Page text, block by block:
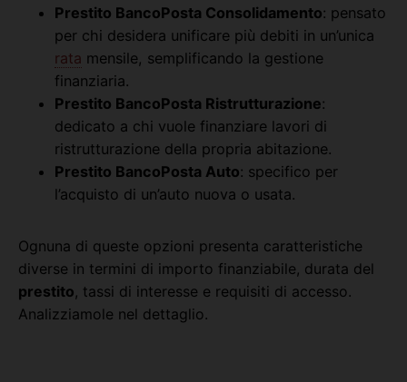
Prestito BancoPosta Consolidamento: pensato
per chi desidera unificare più debiti in un’unica
rata mensile, semplificando la gestione
finanziaria.
Prestito BancoPosta Ristrutturazione:
dedicato a chi vuole finanziare lavori di
ristrutturazione della propria abitazione.
Prestito BancoPosta Auto: specifico per
l’acquisto di un’auto nuova o usata.
Ognuna di queste opzioni presenta caratteristiche
diverse in termini di importo finanziabile, durata del
prestito, tassi di interesse e requisiti di accesso.
Analizziamole nel dettaglio.